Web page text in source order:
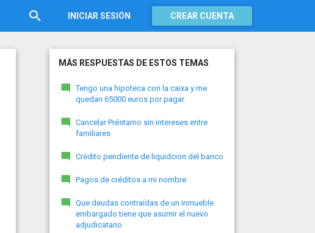
INICIAR SESIÓN CREAR CUENTA
MÁS RESPUESTAS DE ESTOS TEMAS
Tengo una hipoteca con la caixa y me
quedan 65000 euros por pagar.
Cancelar Préstamo sin intereses entre
familiares
Crédito pendiente de liquidcion del banco
Pagos de créditos a mi nombre
Que deudas contraídas de un inmueble
embargado tiene que asumir el nuevo
adjudicatario